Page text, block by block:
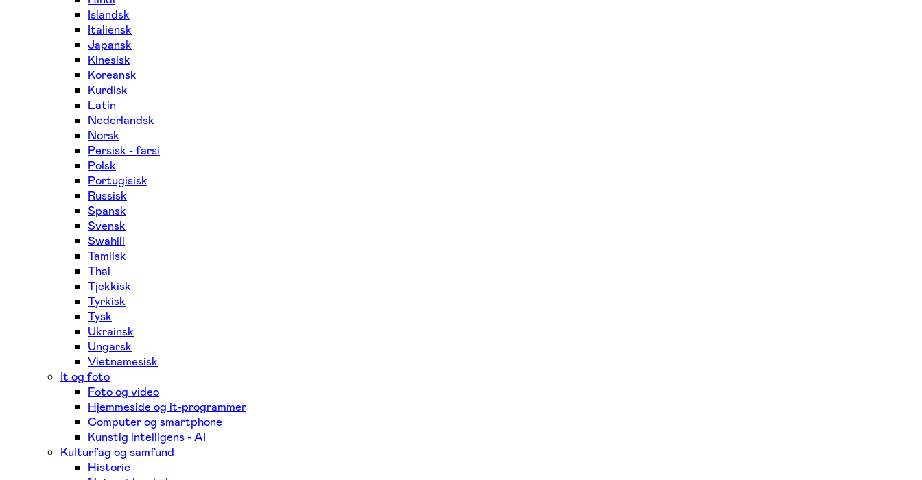
Islandsk
Italiensk
Japansk
Kinesisk
Koreansk
Kurdisk
Latin
Nederlandsk
Norsk
Persisk - farsi
Polsk
Portugisisk
Russisk
Spansk
Svensk
Swahili
Tamilsk
Thai
Tjekkisk
Tyrkisk
Tysk
Ukrainsk
Ungarsk
Vietnamesisk
It og foto
Foto og video
Hjemmeside og it-programmer
Computer og smartphone
Kunstig intelligens - AI
Kulturfag og samfund
Historie